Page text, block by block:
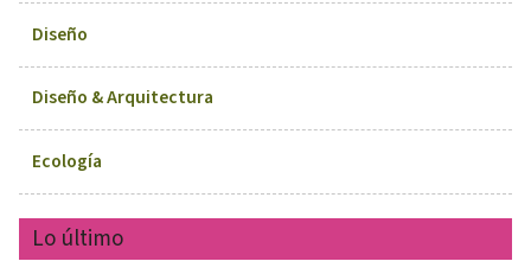
Diseño
Diseño & Arquitectura
Ecología
Lo último